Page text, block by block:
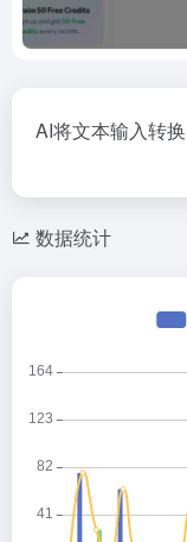
AI将文本输入转
数据统计